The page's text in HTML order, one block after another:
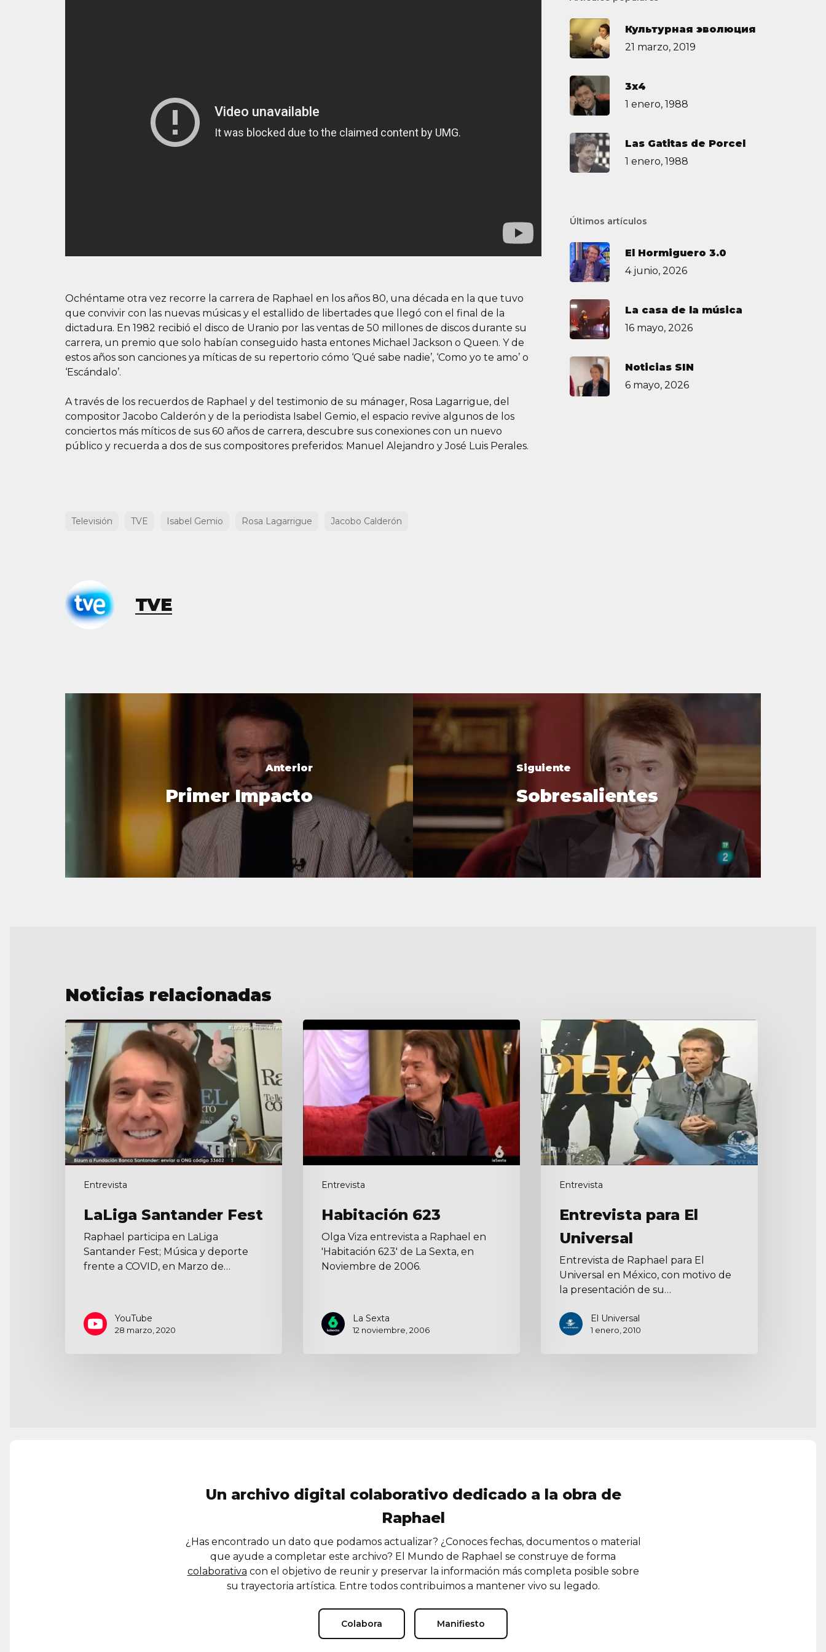
Ochéntame otra vez recorre la carrera de Raphael en los años 80, una década en la que tuvo
que convivir con las nuevas músicas y el estallido de libertades que llegó con el final de la
dictadura. En 1982 recibió el disco de Uranio por las ventas de 50 millones de discos durante su
carrera, un premio que solo habían conseguido hasta entones Michael Jackson o Queen. Y de
estos años son canciones ya míticas de su repertorio cómo ‘Qué sabe nadie’, ‘Como yo te amo’ o
‘Escándalo’.
A través de los recuerdos de Raphael y del testimonio de su mánager, Rosa Lagarrigue, del
compositor Jacobo Calderón y de la periodista Isabel Gemio, el espacio revive algunos de los
conciertos más míticos de sus 60 años de carrera, descubre sus conexiones con un nuevo
público y recuerda a dos de sus compositores preferidos: Manuel Alejandro y José Luis Perales.
Televisión TVE Isabel Gemio Rosa Lagarrigue Jacobo Calderón
TVE
Культурная эволюция
21 marzo, 2019
3х4
1 enero, 1988
Las Gatitas de Porcel
1 enero, 1988
Últimos artículos
El Hormiguero 3.0
4 junio, 2026
La casa de la música
16 mayo, 2026
Noticias SIN
6 mayo, 2026
Anterior
Primer Impacto
Siguiente
Sobresalientes
Noticias relacionadas
Entrevista
LaLiga
Santander
Fest
LaLiga Santander Fest
Raphael participa en LaLiga
Santander Fest; Música y deporte
frente a COVID, en Marzo de…
YouTube
28 marzo, 2020
Entrevista
Habitación
Habitación 623
Olga Viza entrevista a Raphael en
'Habitación 623' de La Sexta, en
Noviembre de 2006.
La Sexta
12 noviembre, 2006
Entrevista
Entrevista
para
El
Universal
Entrevista para El
Universal
Entrevista de Raphael para El
Universal en México, con motivo de
la presentación de su…
El Universal
1 enero, 2010
Un archivo digital colaborativo dedicado a la obra de
Raphael
¿Has encontrado un dato que podamos actualizar? ¿Conoces fechas, documentos o material
que ayude a completar este archivo? El Mundo de Raphael se construye de forma
colaborativa con el objetivo de reunir y preservar la información más completa posible sobre
su trayectoria artística. Entre todos contribuimos a mantener vivo su legado.
Colabora Manifiesto